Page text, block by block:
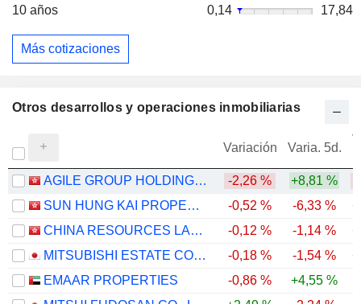
10 años
0,14 17,84
Más cotizaciones
Otros desarrollos y operaciones inmobiliarias
Variación Varia. 5d.
AGILE GROUP HOLDINGS LIMITED -2,26 % +8,81 %
SUN HUNG KAI PROPERTIES LIMITED
-0,52 % -6,33 %
CHINA RESOURCES LAND LIMITED
-0,12 % -1,14 %
MITSUBISHI ESTATE CO., LTD.
-0,18 % -1,54 %
EMAAR PROPERTIES
-0,86 % +4,55 %